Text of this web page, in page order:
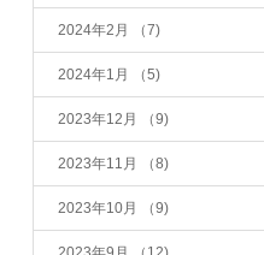
2024年2月 （7)
2024年1月 （5)
2023年12月 （9)
2023年11月 （8)
2023年10月 （9)